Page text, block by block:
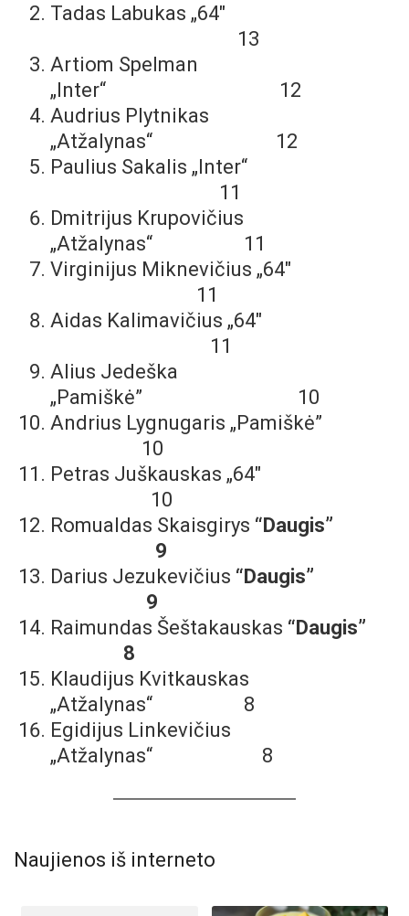
Tadas Labukas „64″
13
Artiom Spelman
„Inter“ 12
Audrius Plytnikas
„Atžalynas“ 12
Paulius Sakalis „Inter“
11
Dmitrijus Krupovičius
„Atžalynas“ 11
Virginijus Miknevičius „64″
11
Aidas Kalimavičius „64″
11
Alius Jedeška
„Pamiškė” 10
Andrius Lygnugaris „Pamiškė”
10
Petras Juškauskas „64″
10
Romualdas Skaisgirys “Daugis”
9
Darius Jezukevičius “Daugis”
9
Raimundas Šeštakauskas “Daugis”
8
Klaudijus Kvitkauskas
„Atžalynas“ 8
Egidijus Linkevičius
„Atžalynas“ 8
Naujienos iš interneto